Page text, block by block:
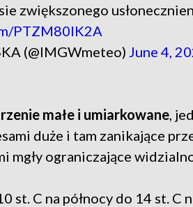
zwiększonego
PTZM80IK2A
(@IMGWmeteo) June 4,
małe i umiarkowane ,
duże i tam zanikające
mgły ograniczające
st. C na północy do 14 st. C